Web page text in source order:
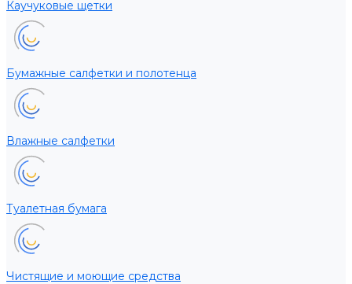
Каучуковые щетки
Бумажные салфетки и полотенца
Влажные салфетки
Туалетная бумага
Чистящие и моющие средства